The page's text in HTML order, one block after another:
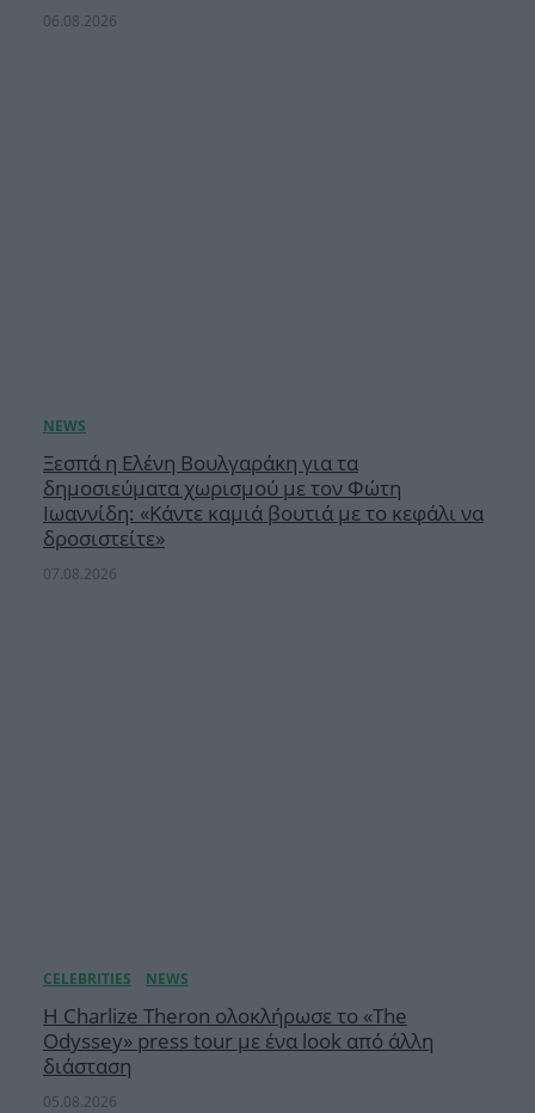
06.08.2026
Ξεσπά η Ελένη Βουλγαράκη για τα
δημοσιεύματα χωρισμού με τον Φώτη
Ιωαννίδη: «Κάντε καμιά βουτιά με το κεφάλι να
δροσιστείτε»
07.08.2026
Η Charlize Theron ολοκλήρωσε το «The
Odyssey» press tour με ένα look από άλλη
διάσταση
05.08.2026